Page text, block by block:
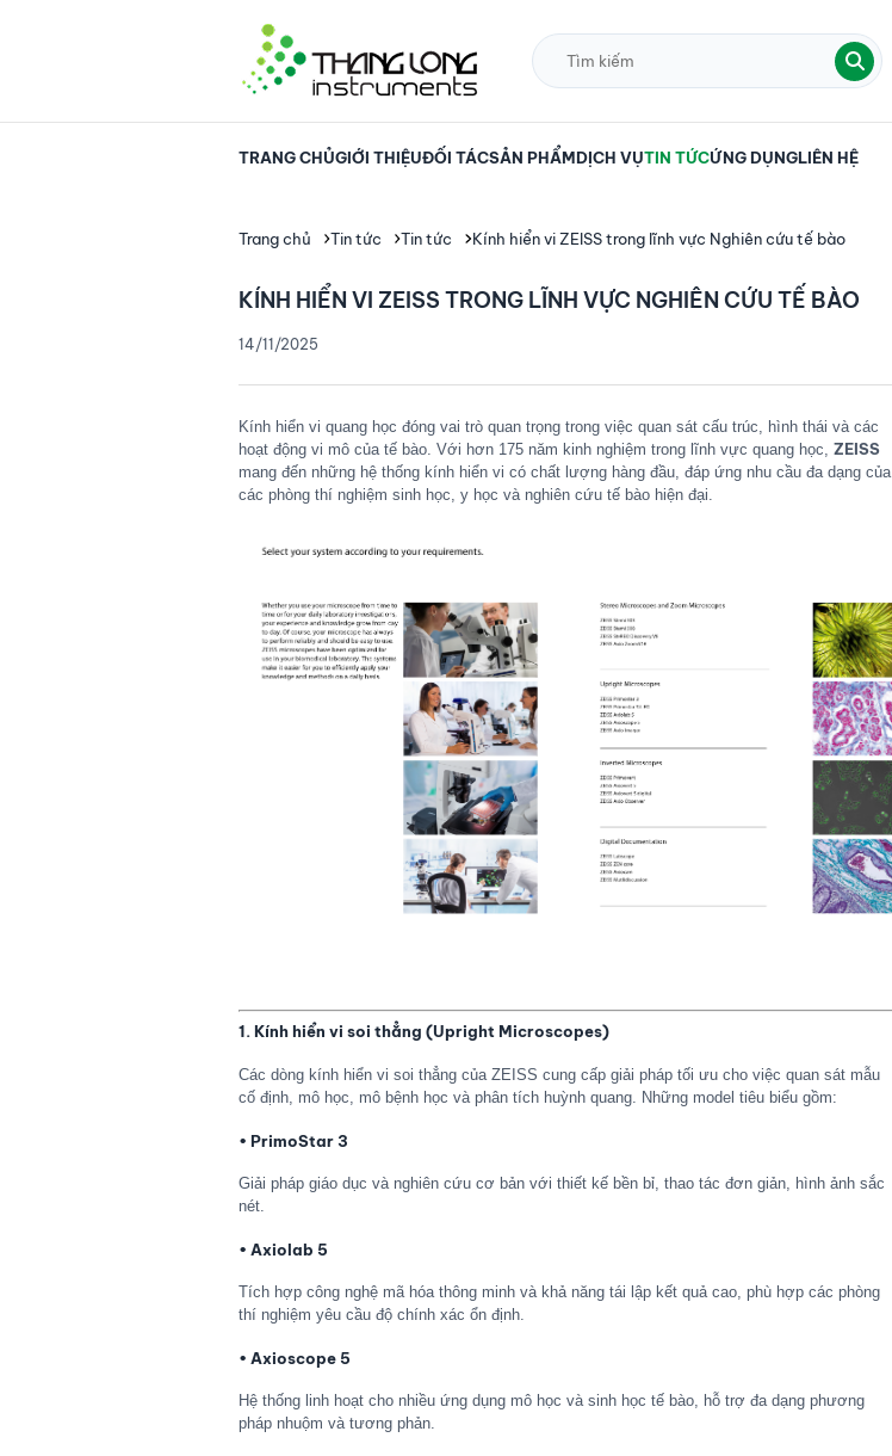
TRANG CHỦGIỚI THIỆUĐỐI TÁCSẢN PHẨMDỊCH VỤTIN TỨCỨNG DỤNGLIÊN HỆ
Trang chủ Tin tức Tin tức Kính hiển vi ZEISS trong lĩnh vực Nghiên cứu tế bào
KÍNH HIỂN VI ZEISS TRONG LĨNH VỰC NGHIÊN CỨU TẾ BÀO
14/11/2025
Kính hiển vi quang học đóng vai trò quan trọng trong việc quan sát cấu trúc, hình thái và các
hoạt động vi mô của tế bào. Với hơn 175 năm kinh nghiệm trong lĩnh vực quang học, ZEISS
mang đến những hệ thống kính hiển vi có chất lượng hàng đầu, đáp ứng nhu cầu đa dạng của
các phòng thí nghiệm sinh học, y học và nghiên cứu tế bào hiện đại.
1. Kính hiển vi soi thẳng (Upright Microscopes)
Các dòng kính hiển vi soi thẳng của ZEISS cung cấp giải pháp tối ưu cho việc quan sát mẫu
cố định, mô học, mô bệnh học và phân tích huỳnh quang. Những model tiêu biểu gồm:
• PrimoStar 3
Giải pháp giáo dục và nghiên cứu cơ bản với thiết kế bền bỉ, thao tác đơn giản, hình ảnh sắc
nét.
• Axiolab 5
Tích hợp công nghệ mã hóa thông minh và khả năng tái lập kết quả cao, phù hợp các phòng
thí nghiệm yêu cầu độ chính xác ổn định.
• Axioscope 5
Hệ thống linh hoạt cho nhiều ứng dụng mô học và sinh học tế bào, hỗ trợ đa dạng phương
pháp nhuộm và tương phản.